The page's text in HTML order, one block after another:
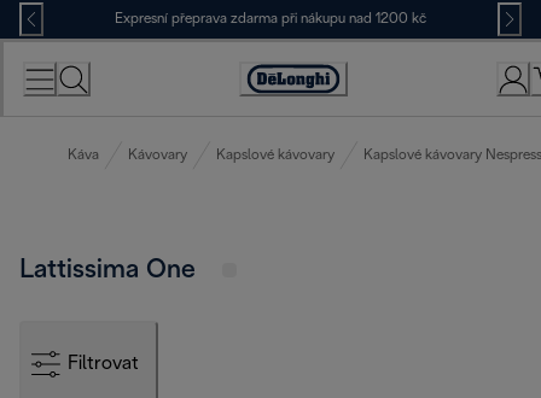
Skip
to
Content
Expresní přeprava zdarma při nákupu nad 1200 kč
Accessibility
Káva Kávovary Kapslové kávovary Kapslové kávovary
Lattissima One
Filtrovat